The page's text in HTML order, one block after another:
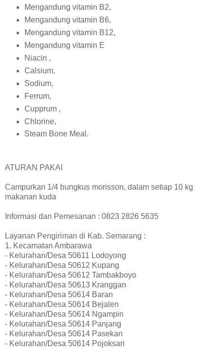
Mengandung vitamin B2,
Mengandung vitamin B6,
Mengandung vitamin B12,
Mengandung vitamin E
Niacin ,
Calsium,
Sodium,
Ferrum,
Cupprum ,
Chlorine,
Steam Bone Meal.
ATURAN PAKAI
Campurkan 1/4 bungkus morisson, dalam setiap 10 kg
makanan kuda
Informasi dan Pemesanan : 0823 2826 5635
Layanan Pengiriman di Kab. Semarang :
1. Kecamatan Ambarawa
- Kelurahan/Desa 50611 Lodoyong
- Kelurahan/Desa 50612 Kupang
- Kelurahan/Desa 50612 Tambakboyo
- Kelurahan/Desa 50613 Kranggan
- Kelurahan/Desa 50614 Baran
- Kelurahan/Desa 50614 Bejalen
- Kelurahan/Desa 50614 Ngampin
- Kelurahan/Desa 50614 Panjang
- Kelurahan/Desa 50614 Pasekan
- Kelurahan/Desa 50614 Pojoksari